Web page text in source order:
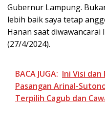
Gubernur Lampung.
lebih baik saya tetap
Hanan saat diwawancarai
(27/4/2024).
BACA JUGA: Ini Visi
Pasangan Arinal-
Terpilih Cagub dan